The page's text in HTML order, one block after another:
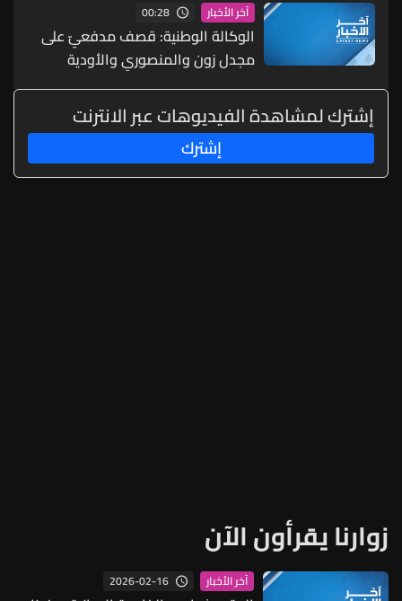
آخر الأخبار 00:28
الوكالة الوطنية: قصف مدفعيّ على
مجدل زون والمنصوري والأودية
المجاورة
إشترك لمشاهدة الفيديوهات عبر الانترنت
إشترك
زوارنا يقرأون الآن
آخر الأخبار 2026-02-16